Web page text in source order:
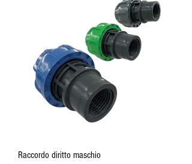
Raccordo diritto maschio